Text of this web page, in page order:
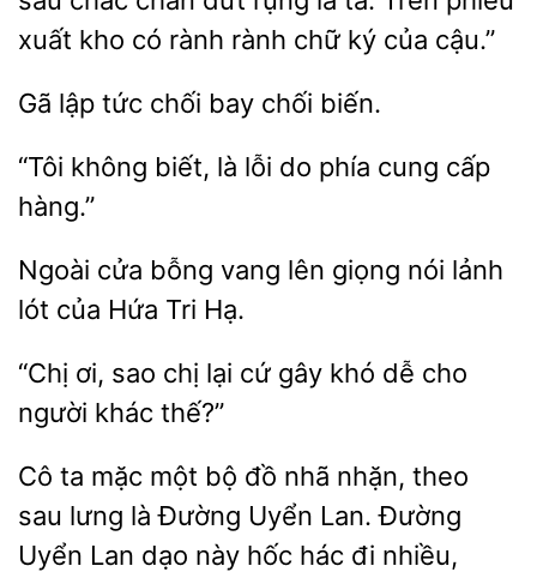
xuất kho có rành rành chữ ký của
lập tức chối biến.
không biết, lỗi
phía cung cấp
hàng.”
Ngoài cửa bỗng vang lên
nói lảnh
lót của
Hạ.
“Chị ơi, sao chị cứ gây
cho
người khác thế?”
Cô ta mặc một bộ đồ nhã nhặn, theo
sau lưng là Đường Uyển Lan. Đường
Uyển
dạo này hốc hác đi nhiều,